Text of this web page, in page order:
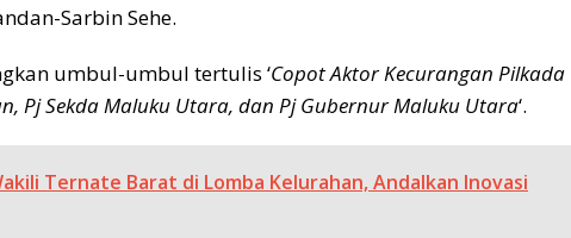
Sarbin Sehe.
umbul-umbul tertulis ‘Copot Aktor Kecurangan Pilkada
Pj Sekda Maluku Utara, dan Pj Gubernur Maluku Utara‘.
Ternate Barat di Lomba Kelurahan, Andalkan Inovasi